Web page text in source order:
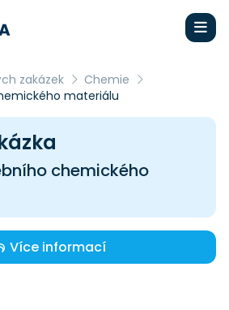
zakázek
Chemie
materiálu
chemického
Více informací